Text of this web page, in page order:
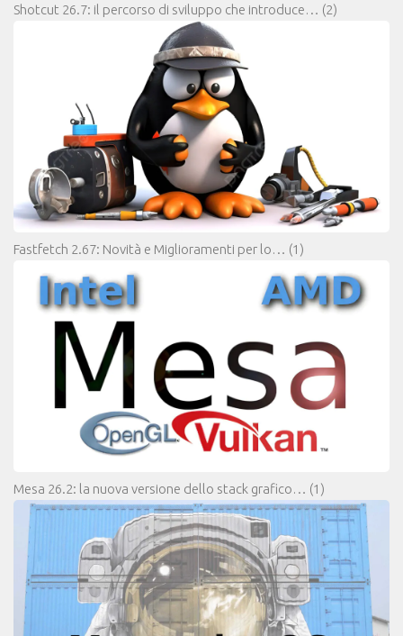
Shotcut 26.7: il percorso di sviluppo che introduce… (2)
Fastfetch 2.67: Novità e Miglioramenti per lo… (1)
Mesa 26.2: la nuova versione dello stack grafico… (1)